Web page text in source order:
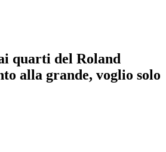
quarti del Roland
alla grande, voglio solo